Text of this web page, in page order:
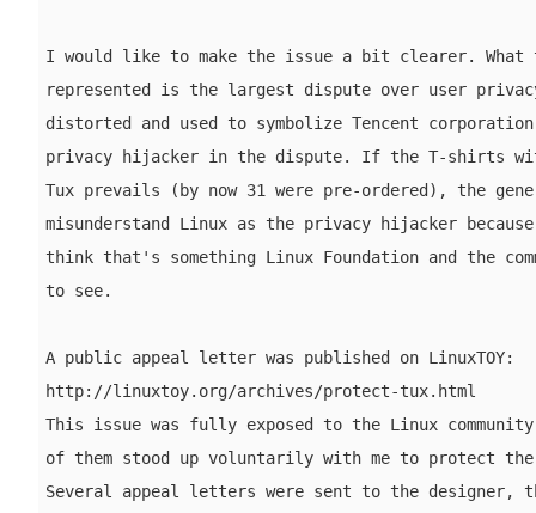
I would like to make the issue a bit clearer.
represented is the largest dispute over user
distorted and used to symbolize Tencent
privacy hijacker in the dispute. If the T-shirts
Tux prevails (by now 31 were pre-ordered), the
misunderstand Linux as the privacy hijacker
think that's something Linux Foundation and the
to see.
A public appeal letter was published on LinuxTOY:
http://linuxtoy.org/archives/protect-tux.html
This issue was fully exposed to the Linux community
of them stood up voluntarily with me to protect
Several appeal letters were sent to the designer,